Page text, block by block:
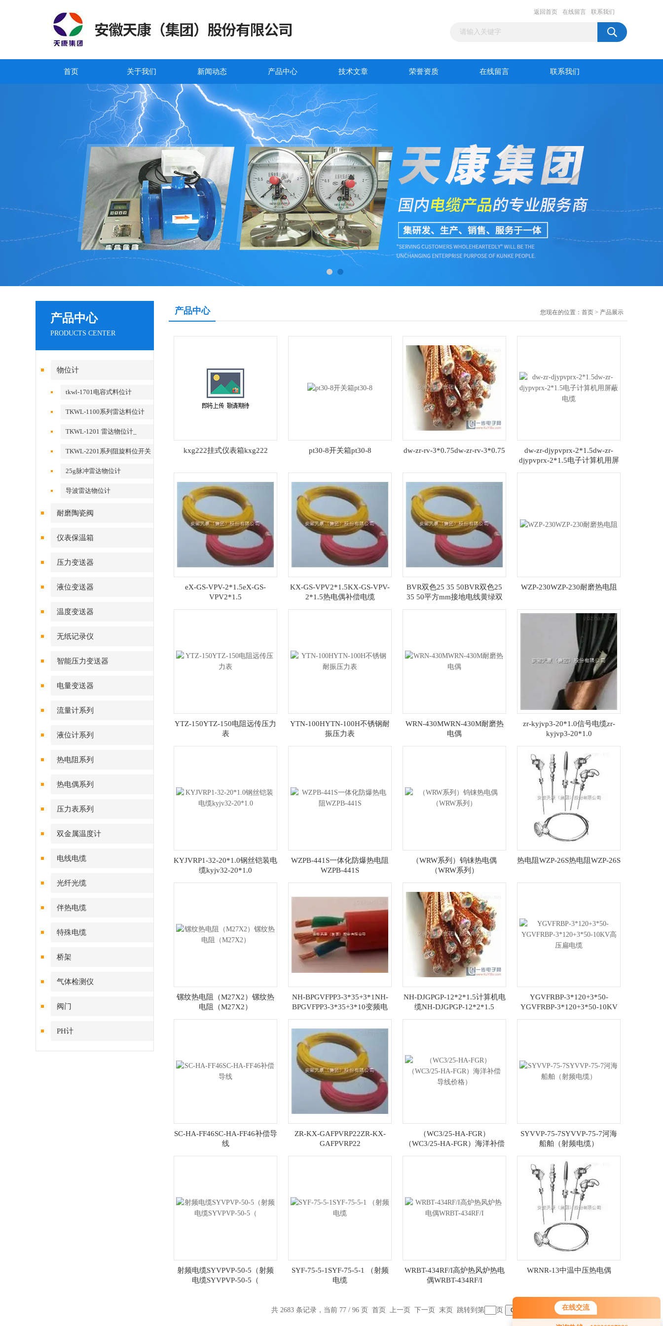
在线交流
返回首页 在线留言 联系我们
首页 关于我们 新闻动态 产品中心 技术文章 荣誉资质 在线留言 联系我们
产品中心
PRODUCTS CENTER
物位计
tkwl-1701电容式料位计
TKWL-1100系列雷达料位计
TKWL-1201 雷达物位计_
TKWL-2201系列阻旋料位开关
25g脉冲雷达物位计
导波雷达物位计
耐磨陶瓷阀
仪表保温箱
压力变送器
液位变送器
温度变送器
无纸记录仪
智能压力变送器
电量变送器
流量计系列
液位计系列
热电阻系列
热电偶系列
压力表系列
双金属温度计
电线电缆
光纤光缆
伴热电缆
特殊电缆
桥架
气体检测仪
阀门
PH计
产品中心 您现在的位置： 首页 > 产品展示
kxg222挂式仪表箱kxg222 pt30-8开关箱pt30-8 dw-zr-rv-3*0.75dw-zr-rv-3*0.75
dw-zr-djypvprx-2*1.5dw-zr-
djypvprx-2*1.5电子计算机用屏
eX-GS-VPV-2*1.5eX-GS-
VPV2*1.5
KX-GS-VPV2*1.5KX-GS-VPV-
2*1.5热电偶补偿电缆
BVR双色25 35 50BVR双色25
35 50平方mm接地电线黄绿双
WZP-230WZP-230耐磨热电阻
YTZ-150YTZ-150电阻远传压力
表
YTN-100HYTN-100H不锈钢耐
振压力表
WRN-430MWRN-430M耐磨热
电偶
zr-kyjvp3-20*1.0信号电缆zr-
kyjvp3-20*1.0
KYJVRP1-32-20*1.0钢丝铠装电
缆kyjv32-20*1.0
WZPB-441S一体化防爆热电阻
WZPB-441S
（WRW系列）钨铼热电偶
（WRW系列）
热电阻WZP-26S热电阻WZP-26S
镙纹热电阻（M27X2）镙纹热
电阻（M27X2）
NH-BPGVFPP3-3*35+3*1NH-
BPGVFPP3-3*35+3*10变频电
NH-DJGPGP-12*2*1.5计算机电
缆NH-DJGPGP-12*2*1.5
YGVFRBP-3*120+3*50-
YGVFRBP-3*120+3*50-10KV
SC-HA-FF46SC-HA-FF46补偿导
线
ZR-KX-GAFPVRP22ZR-KX-
GAFPVRP22
（WC3/25-HA-FGR）
（WC3/25-HA-FGR）海洋补偿
SYVVP-75-7SYVVP-75-7河海
船舶（射频电缆）
射频电缆SYVPVP-50-5（射频
电缆SYVPVP-50-5（
SYF-75-5-1SYF-75-5-1 （射频
电缆
WRBT-434RF/I高炉热风炉热电
偶WRBT-434RF/I
WRNR-13中温中压热电偶
共 2683 条记录，当前 77 / 96 页 首页 上一页 下一页 末页 跳转到第 页